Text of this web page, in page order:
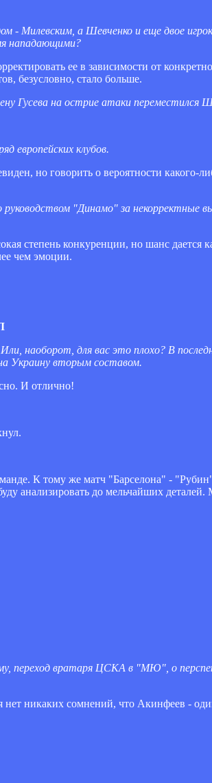
- Милевским, а Шевченко и еще двое
нападающими?
ее в зависимости от
безусловно, стало больше.
Гусева на острие атаки переместился
европейских клубов.
но говорить о вероятности какого-
"Динамо" за некорректные
степень конкуренции, но шанс дается
чем эмоции.
наоборот, для вас это плохо? В
Украину вторым составом.
И отлично!
К тому же матч "Барселона" -
анализировать до мельчайших деталей.
переход вратаря ЦСКА в "МЮ", о
никаких сомнений, что Акинфеев -